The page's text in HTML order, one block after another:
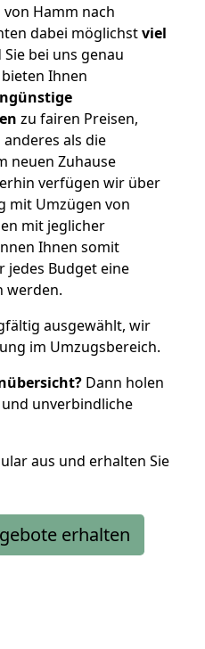
Hamm nach
dabei möglichstviel
bei uns genau
Ihnen
zu fairen Preisen,
als die
neuen Zuhause
verfügen wir über
mit Umzügen von
mit jeglicher
Ihnen somit
jedes Budget eine
werden.
ausgewählt, wir
im Umzugsbereich.
Dann holen
unverbindliche
aus und erhalten Sie
erhalten